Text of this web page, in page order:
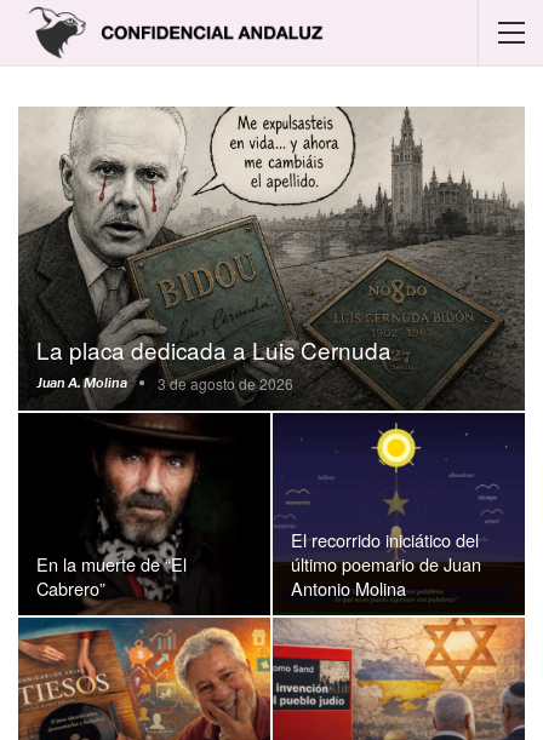
La placa dedicada a Luis Cernuda
Juan A. Molina 3 de agosto de 2026
En la muerte de “El
Cabrero”
El recorrido iniciático del
último poemario de Juan
Antonio Molina